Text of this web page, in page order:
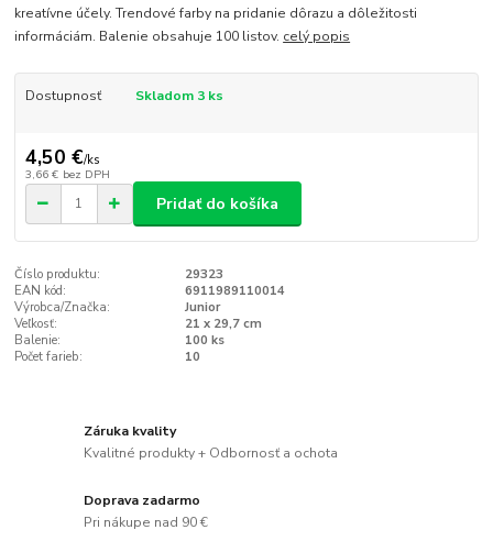
kreatívne účely. Trendové farby na pridanie dôrazu a dôležitosti
informáciám. Balenie obsahuje 100 listov. celý popis
Dostupnosť Skladom 3 ks
4,50 €/ks
3,66 € bez DPH
Pridať do košíka
Číslo produktu:
29323
EAN kód:
6911989110014
Výrobca/Značka:
Junior
Veľkosť:
21 x 29,7 cm
Balenie:
100 ks
Počet farieb:
10
Záruka kvality
Kvalitné produkty + Odbornosť a ochota
Doprava zadarmo
Pri nákupe nad 90 €